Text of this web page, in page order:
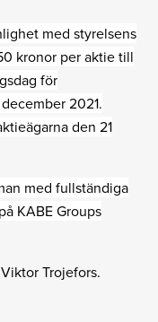
med styrelsens
kronor per aktie till
för
2021.
den 21
med fullständiga
KABE Groups
Trojefors.